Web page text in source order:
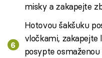
misky a zakapejte
Hotovou šakšuku
vločkami, zakapejte
posypte